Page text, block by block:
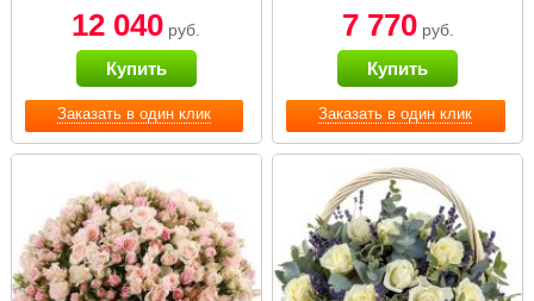
Заказать в один клик
12 040 руб.
Купить
Заказать в один клик
7 770руб.
Купить